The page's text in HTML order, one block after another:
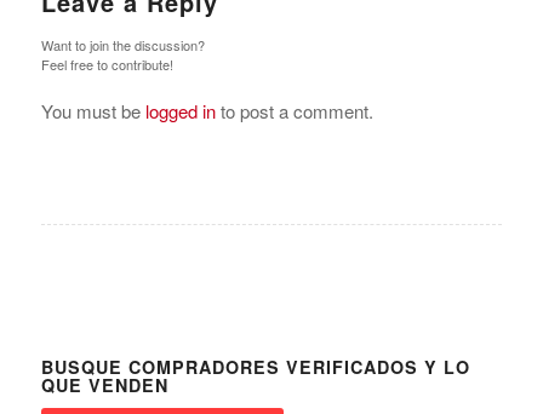
Want to join the discussion?
Feel free to contribute!
You must be logged into post a comment.
BUSQUE COMPRADORES VERIFICADOS Y LO
QUE VENDEN